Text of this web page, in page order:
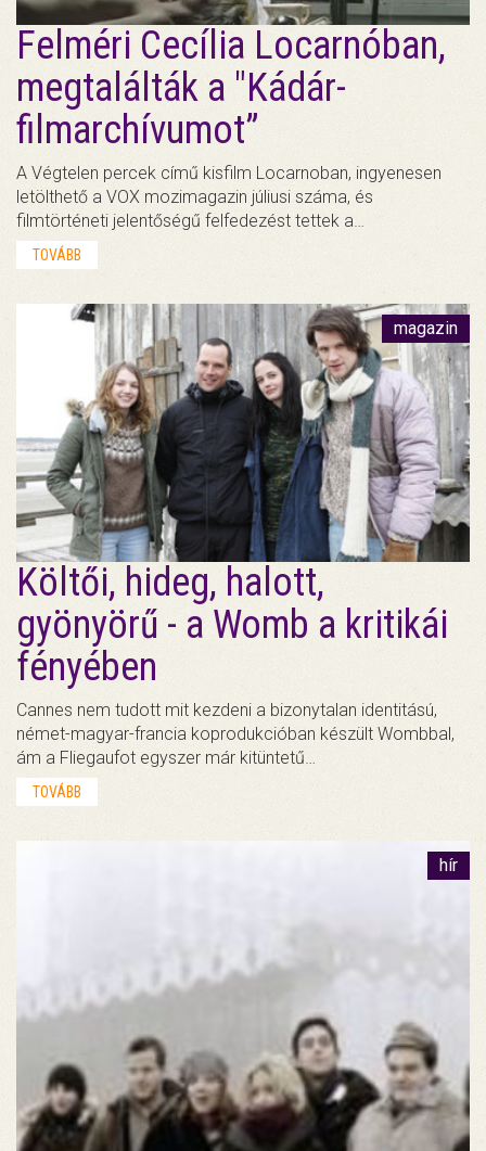
Felméri Cecília Locarnóban,
megtalálták a "Kádár-
filmarchívumot”
A Végtelen percek című kisfilm Locarnoban, ingyenesen
letölthető a VOX mozimagazin júliusi száma, és
filmtörténeti jelentőségű felfedezést tettek a…
TOVÁBB
magazin
Költői, hideg, halott,
gyönyörű - a Womb a kritikái
fényében
Cannes nem tudott mit kezdeni a bizonytalan identitású,
német-magyar-francia koprodukcióban készült Wombbal,
ám a Fliegaufot egyszer már kitüntetű…
TOVÁBB
hír